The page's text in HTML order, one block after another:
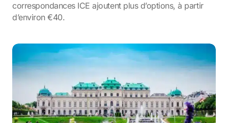
correspondances ICE ajoutent plus d’options, à partir
d’environ €40.